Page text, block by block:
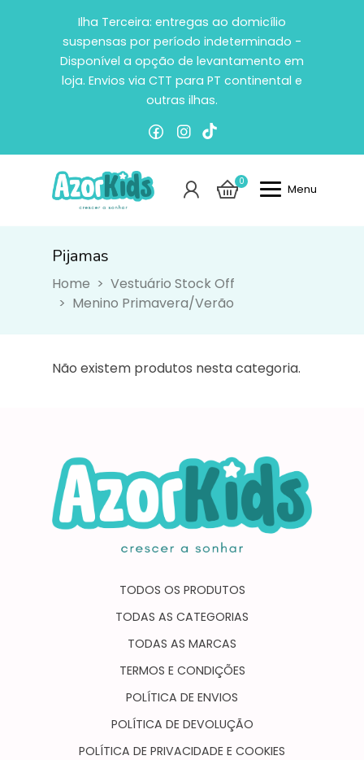
Ilha Terceira: entregas ao domicílio
suspensas por período indeterminado -
Disponível a opção de levantamento em
loja. Envios via CTT para PT continental e
outras ilhas.
0
Menu
Pijamas
Pijamas
Home
Vestuário Stock Off
Menino Primavera/Verão
Não existem produtos nesta categoria.
TODOS OS PRODUTOS
TODAS AS CATEGORIAS
TODAS AS MARCAS
TERMOS E CONDIÇÕES
POLÍTICA DE ENVIOS
POLÍTICA DE DEVOLUÇÃO
POLÍTICA DE PRIVACIDADE E COOKIES